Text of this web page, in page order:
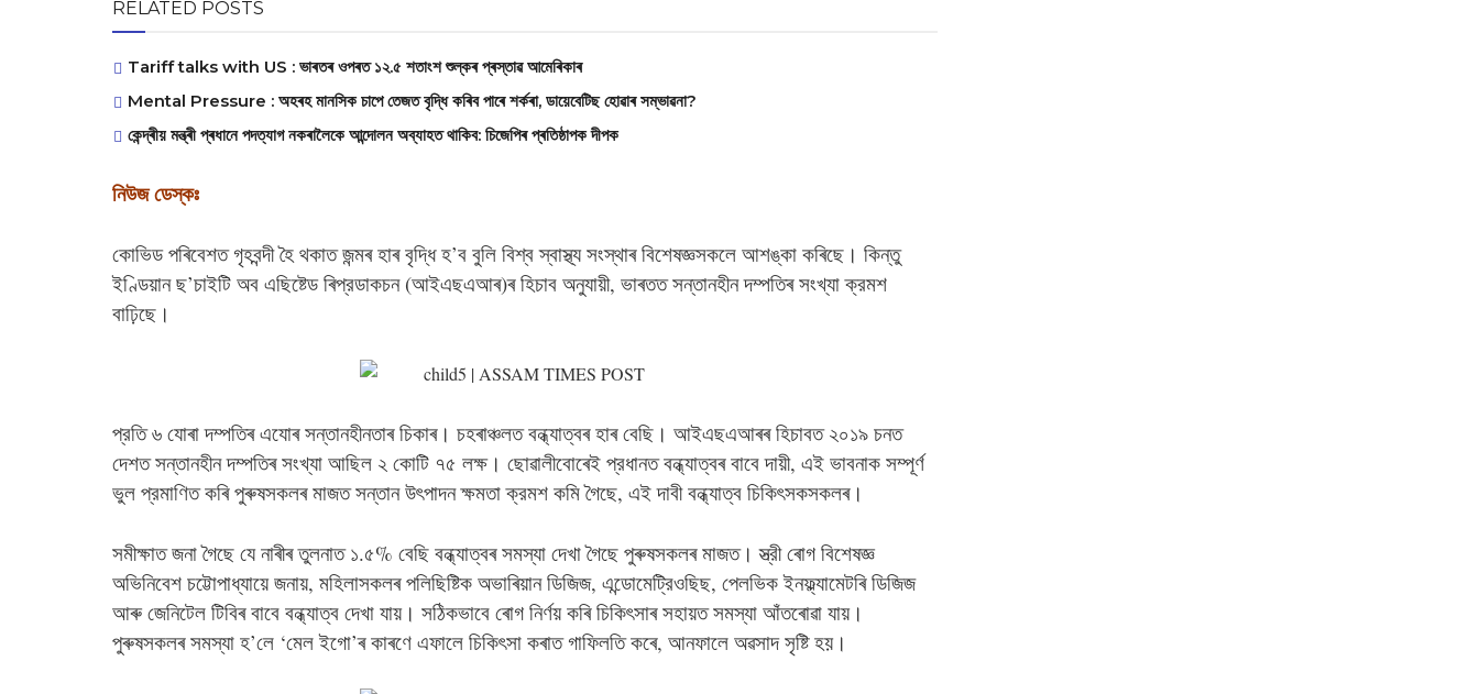
RELATED POSTS
Tariff talks with US : ভাৰতৰ ওপৰত ১২.৫ শতাংশ শুল্কৰ প্ৰস্তাৱ আমেৰিকাৰ
Mental Pressure : অহৰহ মানসিক চাপে তেজত বৃদ্ধি কৰিব পাৰে শৰ্কৰা, ডায়েবেটিছ হোৱাৰ সম্ভাৱনা?
‎কেন্দ্ৰীয় মন্ত্ৰী প্ৰধানে পদত্যাগ নকৰালৈকে আন্দোলন অব্যাহত থাকিব: চিজেপিৰ প্ৰতিষ্ঠাপক দীপক
নিউজ ডেস্কঃ
কোভিড পৰিবেশত গৃহবন্দী হৈ থকাত জন্মৰ হাৰ বৃদ্ধি হ’ব বুলি বিশ্ব স্বাস্থ্য সংস্থাৰ বিশেষজ্ঞসকলে আশঙ্কা কৰিছে। কিন্তু
ইণ্ডিয়ান ছ’চাইটি অব এছিষ্টেড ৰিপ্রডাকচন (আইএছএআৰ)ৰ হিচাব অনুযায়ী, ভাৰতত সন্তানহীন দম্পতিৰ সংখ্যা ক্রমশ
বাঢ়িছে।
প্রতি ৬ যোৰা দম্পতিৰ এযোৰ সন্তানহীনতাৰ চিকাৰ। চহৰাঞ্চলত বন্ধ্যাত্বৰ হাৰ বেছি। আইএছএআৰৰ হিচাবত ২০১৯ চনত
দেশত সন্তানহীন দম্পতিৰ সংখ্যা আছিল ২ কোটি ৭৫ লক্ষ। ছোৱালীবোৰেই প্রধানত বন্ধ্যাত্বৰ বাবে দায়ী, এই ভাবনাক সম্পূর্ণ
ভুল প্রমাণিত কৰি পুৰুষসকলৰ মাজত সন্তান উৎপাদন ক্ষমতা ক্রমশ কমি গৈছে, এই দাবী বন্ধ্যাত্ব চিকিৎসকসকলৰ।
সমীক্ষাত জনা গৈছে যে নাৰীৰ তুলনাত ১.৫% বেছি বন্ধ্যাত্বৰ সমস্যা দেখা গৈছে পুৰুষসকলৰ মাজত। স্ত্রী ৰোগ বিশেষজ্ঞ
অভিনিবেশ চট্টোপাধ্যায়ে জনায়, মহিলাসকলৰ পলিছিষ্টিক অভাৰিয়ান ডিজিজ, এন্ডোমেট্রিওছিছ, পেলভিক ইনফ্ল্যামেটৰি ডিজিজ
আৰু জেনিটেল টিবিৰ বাবে বন্ধ্যাত্ব দেখা যায়। সঠিকভাবে ৰোগ নির্ণয় কৰি চিকিৎসাৰ সহায়ত সমস্যা আঁতৰোৱা যায়।
পুৰুষসকলৰ সমস্যা হ’লে ‘মেল ইগো’ৰ কাৰণে এফালে চিকিৎসা কৰাত গাফিলতি কৰে, আনফালে অৱসাদ সৃষ্টি হয়।